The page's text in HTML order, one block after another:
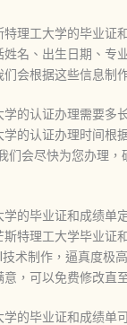
理工大学的毕业证
名、出生日期、专
会根据这些信息制
的认证办理需要多
的认证办理时间根
们会尽快为您办理
的毕业证和成绩单
特理工大学毕业证
术制作，逼真度极
，可以免费修改直
的毕业证和成绩单